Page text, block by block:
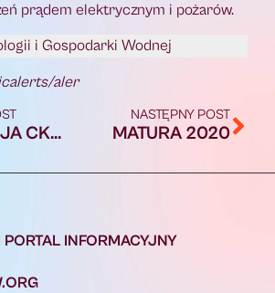
prądem elektrycznym i pożarów.
i Gospodarki Wodnej
aler
INFORMACJA CKE O EGZAMINIE MATURALNYM PRZEPROWADZANYM W TERMINIE GŁÓWNYM
NASTĘPNY POST
MATURA 2020
INFORMACYJNY